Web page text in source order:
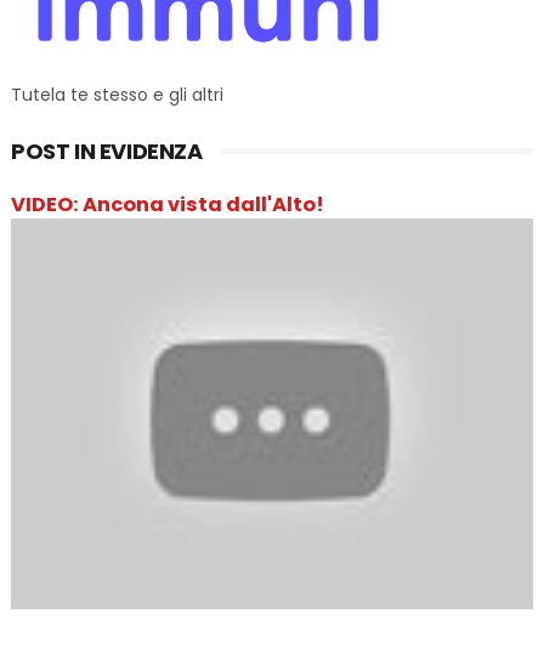
Tutela te stesso e gli altri
POST IN EVIDENZA
VIDEO: Ancona vista dall'Alto!